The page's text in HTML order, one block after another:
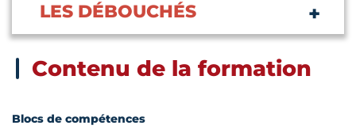
LES DÉBOUCHÉS
Contenu de la formation
Blocs de compétences